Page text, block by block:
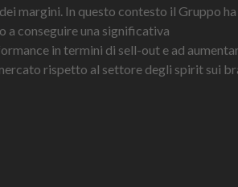
margini. In questo contesto il Gruppo ha
a conseguire una significativa
in termini di sell-out e ad
rispetto al settore degli spirit sui